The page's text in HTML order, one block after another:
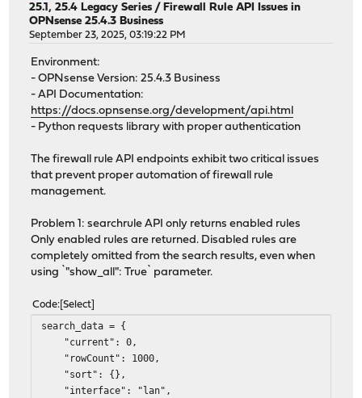
25.1, 25.4 Legacy Series / Firewall Rule API Issues in
OPNsense 25.4.3 Business
September 23, 2025, 03:19:22 PM
Environment:
- OPNsense Version: 25.4.3 Business
- API Documentation:
https://docs.opnsense.org/development/api.html
- Python requests library with proper authentication
The firewall rule API endpoints exhibit two critical issues
that prevent proper automation of firewall rule
management.
Problem 1: searchrule API only returns enabled rules
Only enabled rules are returned. Disabled rules are
completely omitted from the search results, even when
using `"show_all": True` parameter.
Code Select
search_data = {
"current": 0,
"rowCount": 1000,
"sort": {},
"interface": "lan",